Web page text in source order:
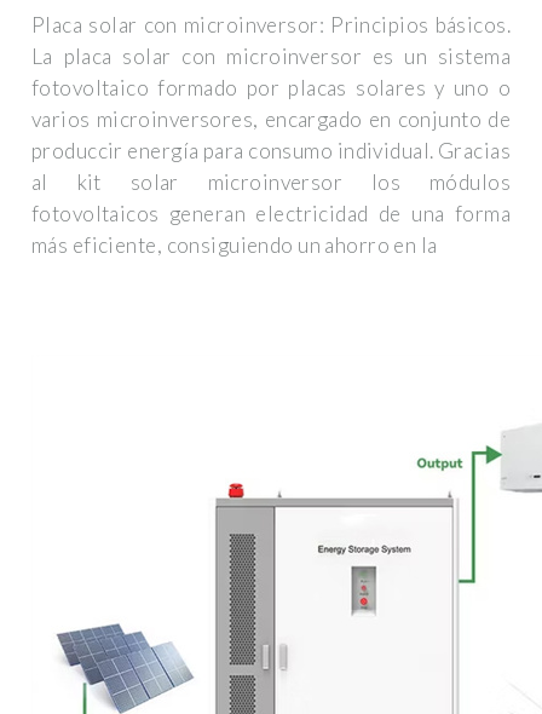
Placa solar con microinversor: Principios básicos.
La placa solar con microinversor es un sistema
fotovoltaico formado por placas solares y uno o
varios microinversores, encargado en conjunto de
produccir energía para consumo individual. Gracias
al kit solar microinversor los módulos
fotovoltaicos generan electricidad de una forma
más eficiente, consiguiendo un ahorro en la